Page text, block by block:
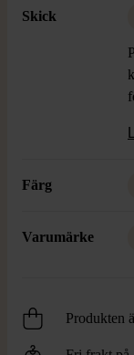
Skick
Färg
Varumärke
Produkten